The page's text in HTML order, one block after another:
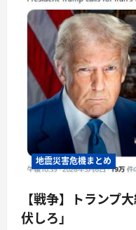
地震災害危機まとめ
【戦争】トランプ
伏しろ」